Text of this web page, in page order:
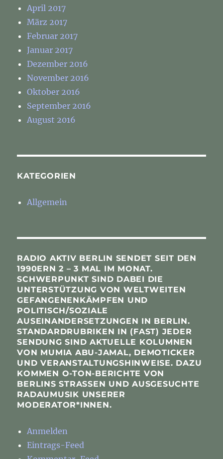
April 2017
März 2017
Februar 2017
Januar 2017
Dezember 2016
November 2016
Oktober 2016
September 2016
August 2016
KATEGORIEN
Allgemein
RADIO AKTIV BERLIN SENDET SEIT DEN
1990ERN 2 – 3 MAL IM MONAT.
SCHWERPUNKT SIND DABEI DIE
UNTERSTÜTZUNG VON WELTWEITEN
GEFANGENENKÄMPFEN UND
POLITISCH/SOZIALE
AUSEINANDERSETZUNGEN IN BERLIN.
STANDARDRUBRIKEN IN (FAST) JEDER
SENDUNG SIND AKTUELLE KOLUMNEN
VON MUMIA ABU-JAMAL, DEMOTICKER
UND VERANSTALTUNGSHINWEISE. DAZU
KOMMEN O-TON-BERICHTE VON
BERLINS STRASSEN UND AUSGESUCHTE R
ADAUMUSIK UNSERER M
ODERATOR*INNEN.
Anmelden
Eintrags-Feed